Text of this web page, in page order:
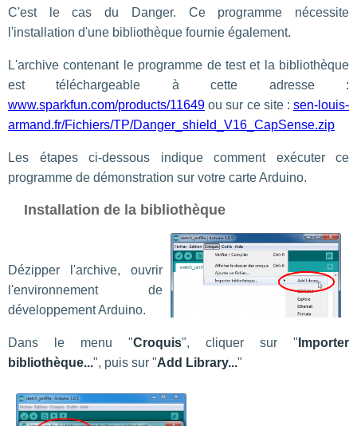
C'est le cas du Danger. Ce programme nécessite
l'installation d'une bibliothèque fournie également.
L'archive contenant le programme de test et la bibliothèque
est téléchargeable à cette adresse :
www.sparkfun.com/products/11649 ou sur ce site : sen-louis-
armand.fr/Fichiers/TP/Danger_shield_V16_CapSense.zip
Les étapes ci-dessous indique comment exécuter ce
programme de démonstration sur votre carte Arduino.
Installation de la bibliothèque
Dézipper l'archive, ouvrir
l'environnement de
développement Arduino.
Dans le menu "Croquis", cliquer sur " Importer
bibliothèque...", puis sur "Add Library..."